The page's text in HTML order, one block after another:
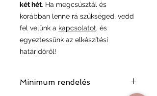
két hét. Ha megcsúsztál és
korábban lenne rá szükséged, vedd
fel velünk a kapcsolatot, és
egyeztessünk az elkészítési
határidőről!
Minimum rendelés